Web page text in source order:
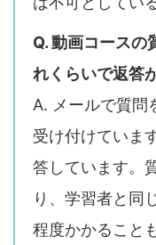
Q. 動画コースの
れくらいで返答
A. メールで質問
受け付けていま
答しています。
り、学習者と同
程度かかること